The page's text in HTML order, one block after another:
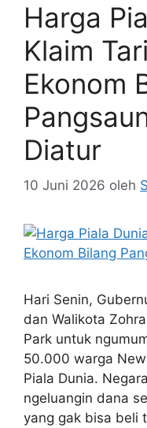
Harga
Klaim
Ekonom
Diatur
10 Juni 2026 oleh
Hari Senin,
dan Walikota
Park untuk
50.000 warga
Piala Dunia.
ngeluangin dana
yang gak bisa beli